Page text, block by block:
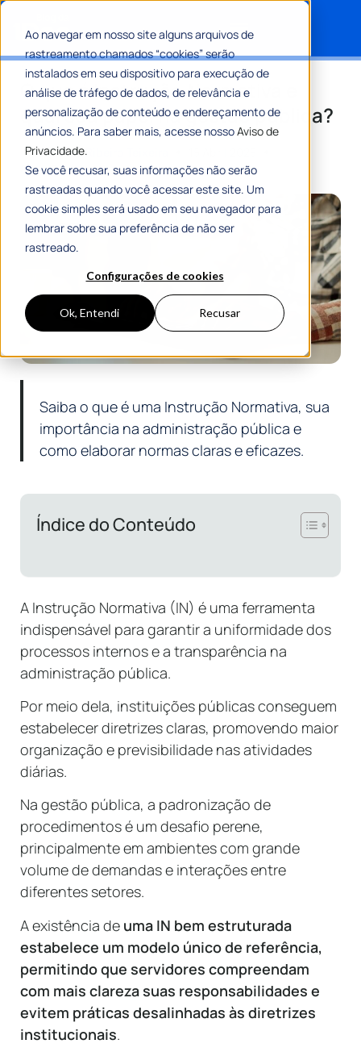
Ao navegar em nosso site alguns arquivos de
rastreamento chamados “cookies” serão
instalados em seu dispositivo para execução de
análise de tráfego de dados, de relevância e
personalização de conteúdo e endereçamento de
anúncios. Para saber mais, acesse nossoAviso de
Privacidade.
Se você recusar, suas informações não serão
rastreadas quando você acessar este site. Um
cookie simples será usado em seu navegador para
lembrar sobre sua preferência de não ser
rastreado.
Configurações de cookies
Ok, Entendi Recusar
O que é Instrução Normativa e
qual seu papel na gestão pública?
PorRomulo Ribeiro Teixeira
8 Min De Leitura
Saiba o que é uma Instrução Normativa, sua
importância na administração pública e
como elaborar normas claras e eficazes.
Índice do Conteúdo
A Instrução Normativa (IN) é uma ferramenta
indispensável para garantir a uniformidade dos
processos internos e a transparência na
administração pública.
Por meio dela, instituições públicas conseguem
estabelecer diretrizes claras, promovendo maior
organização e previsibilidade nas atividades
diárias.
Na gestão pública, a padronização de
procedimentos é um desafio perene,
principalmente em ambientes com grande
volume de demandas e interações entre
diferentes setores.
A existência de uma IN bem estruturada
estabelece um modelo único de referência,
permitindo que servidores compreendam
com mais clareza suas responsabilidades e
evitem práticas desalinhadas às diretrizes
institucionais.